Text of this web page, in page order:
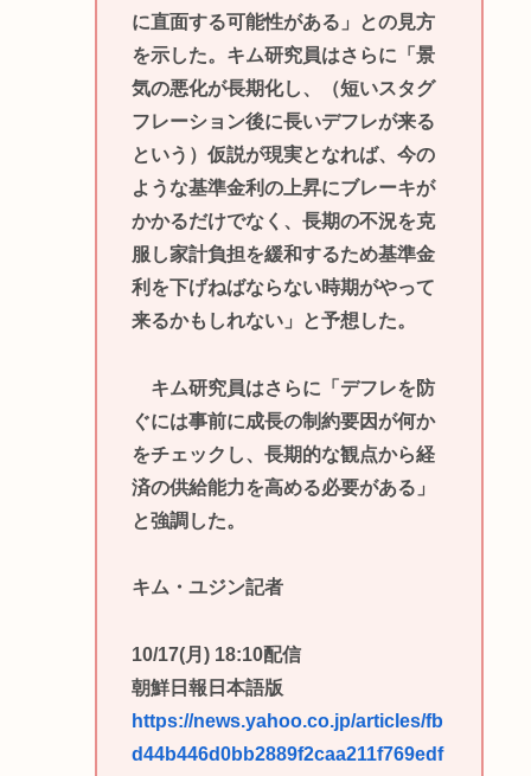
に直面する可能性がある」との見方
を示した。キム研究員はさらに「景
気の悪化が長期化し、（短いスタグ
フレーション後に長いデフレが来る
という）仮説が現実となれば、今の
ような基準金利の上昇にブレーキが
かかるだけでなく、長期の不況を克
服し家計負担を緩和するため基準金
利を下げねばならない時期がやって
来るかもしれない」と予想した。
キム研究員はさらに「デフレを防
ぐには事前に成長の制約要因が何か
をチェックし、長期的な観点から経
済の供給能力を高める必要がある」
と強調した。
キム・ユジン記者
10/17(月) 18:10配信
朝鮮日報日本語版
https://news.yahoo.co.jp/articles/fb
d44b446d0bb2889f2caa211f769edf